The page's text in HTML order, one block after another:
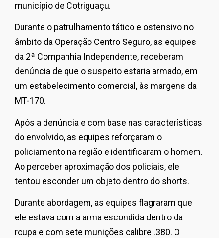
município de Cotriguaçu.
Durante o patrulhamento tático e ostensivo no
âmbito da Operação Centro Seguro, as equipes
da 2ª Companhia Independente, receberam
denúncia de que o suspeito estaria armado, em
um estabelecimento comercial, às margens da
MT-170.
Após a denúncia e com base nas características
do envolvido, as equipes reforçaram o
policiamento na região e identificaram o homem.
Ao perceber aproximação dos policiais, ele
tentou esconder um objeto dentro do shorts.
Durante abordagem, as equipes flagraram que
ele estava com a arma escondida dentro da
roupa e com sete munições calibre .380. O